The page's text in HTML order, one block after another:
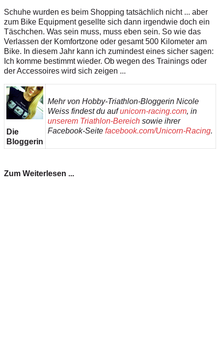
Schuhe wurden es beim Shopping tatsächlich nicht ... aber
zum Bike Equipment gesellte sich dann irgendwie doch ein
Täschchen. Was sein muss, muss eben sein. So wie das
Verlassen der Komfortzone oder gesamt 500 Kilometer am
Bike. In diesem Jahr kann ich zumindest eines sicher sagen:
Ich komme bestimmt wieder. Ob wegen des Trainings oder
der Accessoires wird sich zeigen ...
Die
Bloggerin
Mehr von Hobby-Triathlon-Bloggerin Nicole
Weiss findest du aufunicorn-racing.com, in
unserem Triathlon-Bereich sowie ihrer
Facebook-Seite facebook.com/Unicorn-Racing.
Zum Weiterlesen ...